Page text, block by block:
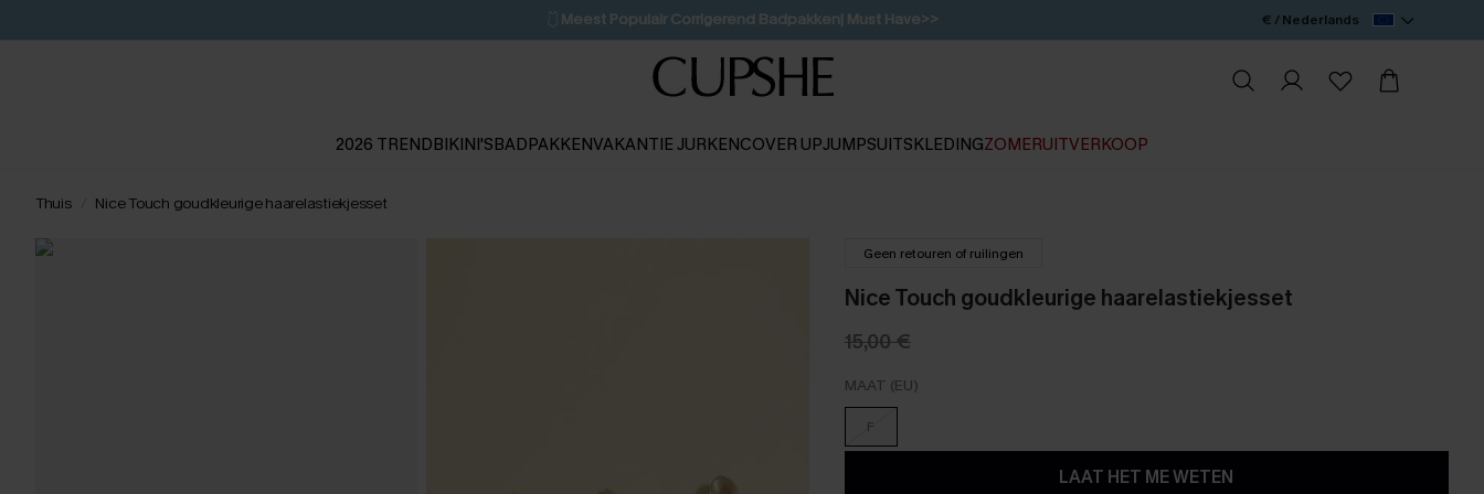
🩱 Meest Populair Corrigerend Badpakken| Must Have>>
💌Abonneer je & ontvang tot 15% korting>>
Koop 3, krijg 15% korting | CODE: SW15
€ / Nederlands
2026 TRENDBIKINI'SBADPAKKENVAKANTIE JURKENCOVER UPJUMPSUITSKLEDINGZOMERUITVERKOOP
Thuis Nice Touch goudkleurige haarelastiekjesset
Geen retouren of ruilingen
Nice Touch goudkleurige haarelastiekjesset
15,00 €
MAAT (EU)
F
LAAT HET ME WETEN